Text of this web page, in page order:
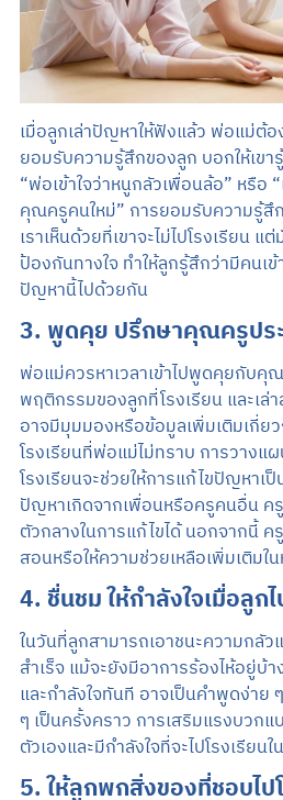
เมื่อลูกเล่าปัญหาให้ฟังแล้ว พ่อแม่ต้อ
ยอมรับความรู้สึกของลูก บอกให้เขา
“พ่อเข้าใจว่าหนูกลัวเพื่อนล้อ” หรือ
คุณครูคนใหม่” การยอมรับความรู้สึ
เราเห็นด้วยที่เขาจะไม่ไปโรงเรียน แ
ป้องกันทางใจ ทำให้ลูกรู้สึกว่ามีคนเ
ปัญหานี้ไปด้วยกัน
3. พูดคุย ปรึกษาคุณครูปร
พ่อแม่ควรหาเวลาเข้าไปพูดคุยกับคุ
พฤติกรรมของลูกที่โรงเรียน และเ
อาจมีมุมมองหรือข้อมูลเพิ่มเติมเกี่
โรงเรียนที่พ่อแม่ไม่ทราบ การวางแ
โรงเรียนจะช่วยให้การแก้ไขปัญหาเ
ปัญหาเกิดจากเพื่อนหรือครูคนอื่น ค
ตัวกลางในการแก้ไขได้ นอกจากนี้
สอนหรือให้ความช่วยเหลือเพิ่มเติมใ
4. ชื่นชม ให้กำลังใจเมื่อลูก
ในวันที่ลูกสามารถเอาชนะความกลัว
สำเร็จ แม้จะยังมีอาการร้องไห้อยู่บ้
และกำลังใจทันที อาจเป็นคำพูดง่าย
ๆ เป็นครั้งคราว การเสริมแรงบวก
ตัวเองและมีกำลังใจที่จะไปโรงเรียน
5. ให้ลูกพกสิ่งของที่ชอบไป